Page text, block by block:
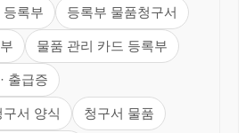
등록부 등록부 물품청구서
물품 관리 카드 등록부
출급증
서 양식 청구서 물품